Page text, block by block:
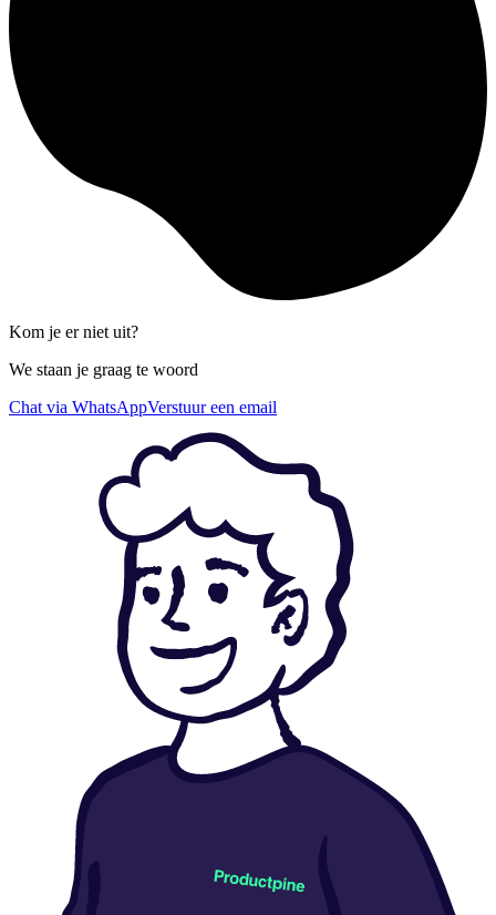
Kom je er niet uit?
We staan je graag te woord
Chat via WhatsAppVerstuur een email